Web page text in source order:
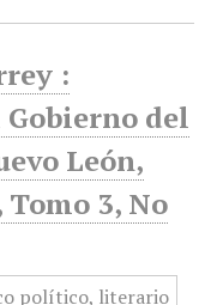
:
del
León,
Tomo 3, No